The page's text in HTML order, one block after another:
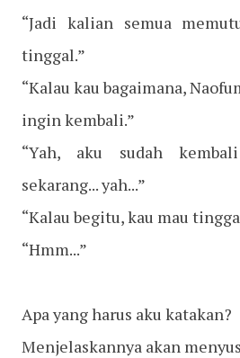
“Jadi kalian semua
tinggal.”
“Kalau kau bagaimana,
ingin kembali.”
“Yah, aku sudah
sekarang... yah...”
“Kalau begitu, kau mau
“Hmm...”
Apa yang harus aku katakan?
Menjelaskannya akan